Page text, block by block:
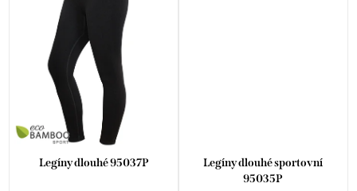
Legíny dlouhé 95037P
Legíny dlouhé sportovní
95035P